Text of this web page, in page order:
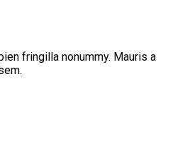
fringilla nonummy. Mauris a